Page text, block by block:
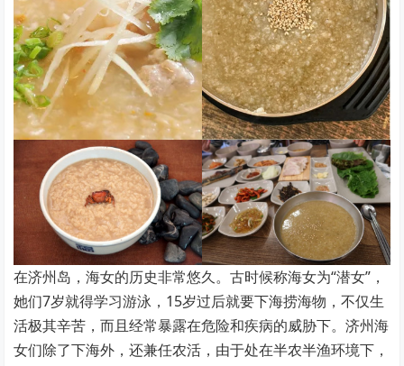
在济州岛，海女的历史非常悠久。古时候称海女为“潜女”，
她们7岁就得学习游泳，15岁过后就要下海捞海物，不仅生
活极其辛苦，而且经常暴露在危险和疾病的威胁下。济州海
女们除了下海外，还兼任农活，由于处在半农半渔环境下，